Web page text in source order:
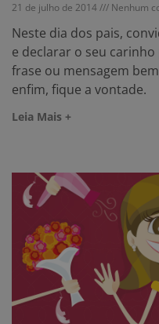
21 de julho de 2014 Nenhum
Neste dia dos pais,
e declarar o seu
frase ou mensagem
enfim, fique a vontade.
Leia Mais +